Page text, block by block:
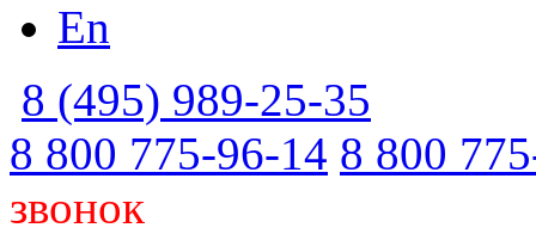
En
8 (495) 989-25-35
8 800 775-96-14 8 800
звонок